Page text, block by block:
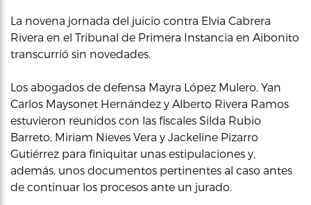
La novena jornada del juicio contra Elvia Cabrera
Rivera en el Tribunal de Primera Instancia en Aibonito
transcurrió sin novedades.
Los abogados de defensa Mayra López Mulero, Yan
Carlos Maysonet Hernández y Alberto Rivera Ramos
estuvieron reunidos con las fiscales Silda Rubio
Barreto, Miriam Nieves Vera y Jackeline Pizarro
Gutiérrez para finiquitar unas estipulaciones y,
además, unos documentos pertinentes al caso antes
de continuar los procesos ante un jurado.